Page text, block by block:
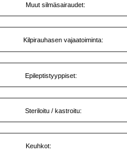
Muut silmäsairaudet:
Kilpirauhasen vajaatoiminta:
Epileptistyyppiset:
Steriloitu / kastroitu:
Keuhkot: